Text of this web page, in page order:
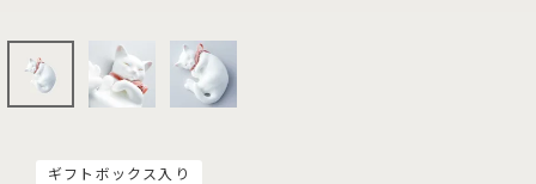
ギフトボックス入り